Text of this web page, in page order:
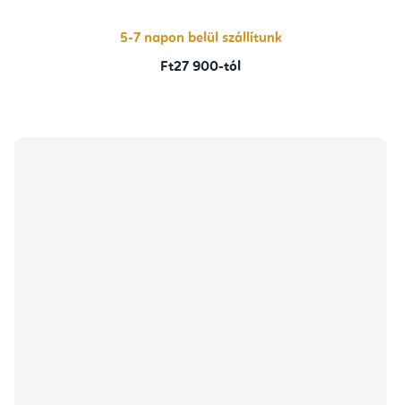
5-7 napon belül szállítunk
Ft27 900-tól